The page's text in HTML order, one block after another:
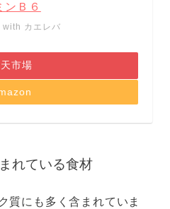
ンＢ６
with カエレバ
市場
れている食材
質にも多く含まれていま